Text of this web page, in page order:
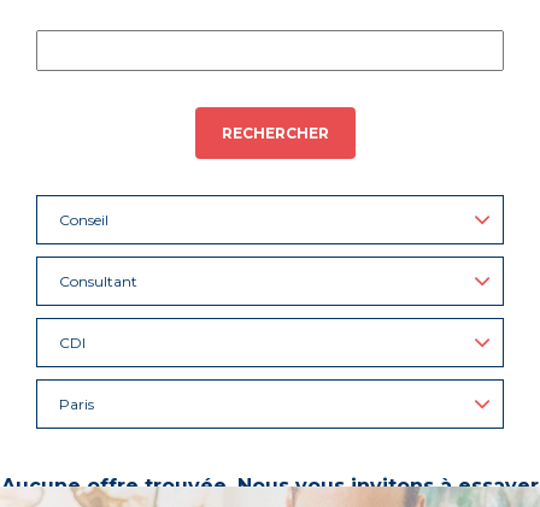
RECHERCHER
Conseil
Consultant
CDI
Paris
Aucune offre trouvée. Nous vous invitons à essayer